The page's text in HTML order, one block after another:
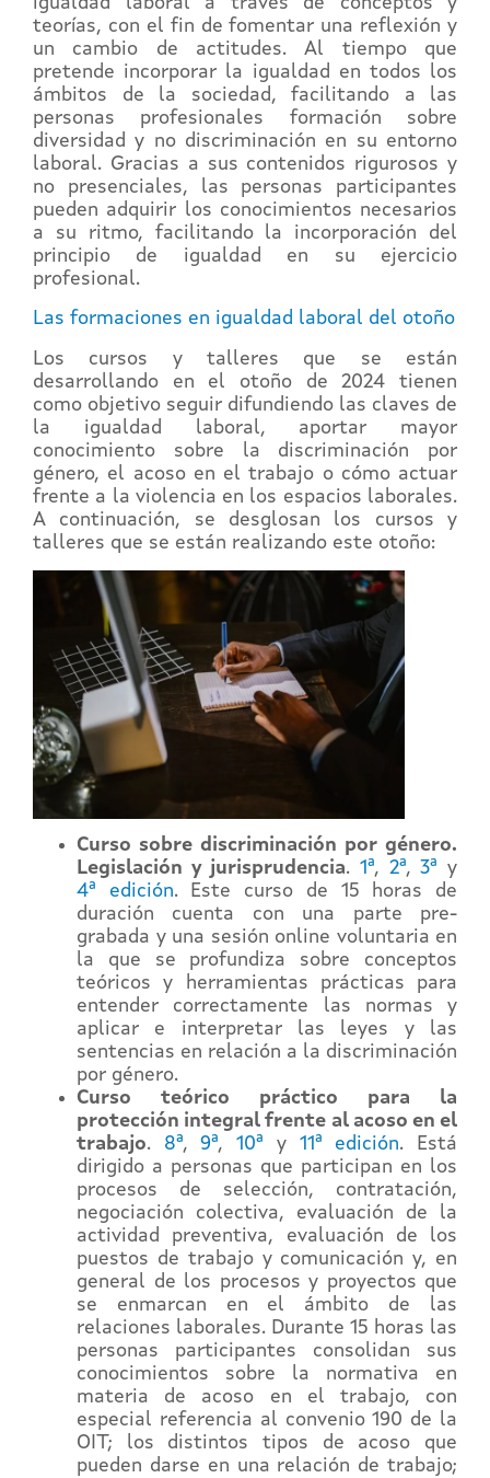
teorías, con el fin de fomentar una reflexión y
un cambio de actitudes. Al tiempo que
pretende incorporar la igualdad en todos los
ámbitos de la sociedad, facilitando a las
personas profesionales formación sobre
diversidad y no discriminación en su entorno
laboral. Gracias a sus contenidos rigurosos y
no presenciales, las personas participantes
pueden adquirir los conocimientos necesarios
a su ritmo, facilitando la incorporación del
principio de igualdad en su ejercicio
profesional.
Las formaciones en igualdad laboral del otoño
Los cursos y talleres que se están
desarrollando en el otoño de 2024 tienen
como objetivo seguir difundiendo las claves de
la igualdad laboral, aportar mayor
conocimiento sobre la discriminación por
género, el acoso en el trabajo o cómo actuar
frente a la violencia en los espacios laborales.
A continuación, se desglosan los cursos y
talleres que se están realizando este otoño:
Curso sobre discriminación por género.
Legislación y jurisprudencia.1ª, 2ª,3ª y
4ª edición. Este curso de 15 horas de
duración cuenta con una parte pre-
grabada y una sesión online voluntaria en
la que se profundiza sobre conceptos
teóricos y herramientas prácticas para
entender correctamente las normas y
aplicar e interpretar las leyes y las
sentencias en relación a la discriminación
por género.
Curso teórico práctico para la
protección integral frente al acoso en el
trabajo. 8ª,9ª,10ª y 11ª edición. Está
dirigido a personas que participan en los
procesos de selección, contratación,
negociación colectiva, evaluación de la
actividad preventiva, evaluación de los
puestos de trabajo y comunicación y, en
general de los procesos y proyectos que
se enmarcan en el ámbito de las
relaciones laborales. Durante 15 horas las
personas participantes consolidan sus
conocimientos sobre la normativa en
materia de acoso en el trabajo, con
especial referencia al convenio 190 de la
OIT; los distintos tipos de acoso que
pueden darse en una relación de trabajo;